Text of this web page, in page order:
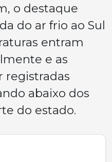
o destaque
do ar frio ao Sul
entram
e as
registradas
abaixo dos
do estado.